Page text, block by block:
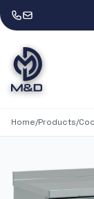
Home/Products/